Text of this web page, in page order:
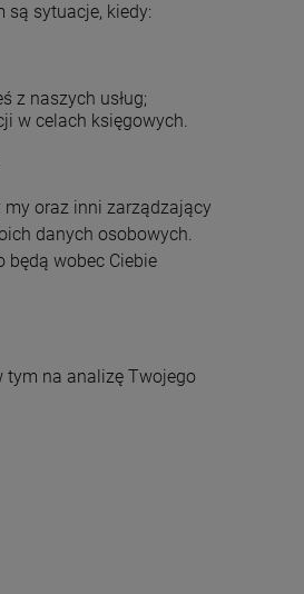
są sytuacje, kiedy:
z naszych usług;
w celach księgowych.
oraz inni zarządzający
danych osobowych.
będą wobec Ciebie
tym na analizę Twojego